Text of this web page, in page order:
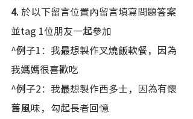
4. 於以下留言位置內留言填寫問題答案
並tag 1位朋友一起參加
^例子1：我最想製作叉燒飯軟餐，因為
我媽媽很喜歡吃
^例子2：我最想製作西多士，因為有懷
舊風味，勾起長者回憶